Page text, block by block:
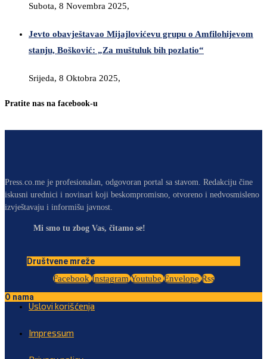
Subota, 8 Novembra 2025,
Jevto obavještavao Mijajlovićevu grupu o Amfilohijevom
stanju, Bošković: „Za muštuluk bih pozlatio“
Srijeda, 8 Oktobra 2025,
Pratite nas na facebook-u
Press.co.me je profesionalan, odgovoran portal sa stavom. Redakciju čine
iskusni urednici i novinari koji beskompromisno, otvoreno i nedvosmisleno
izvještavaju i informišu javnost.
Mi smo tu zbog Vas, čitamo se!
Društvene mreže
Facebook Instagram Youtube Envelope Rss
O nama
Uslovi korišćenja
Impressum